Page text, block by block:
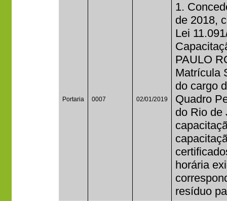
Portaria 0007 02/01/2019
1.
de 2018,
Lei
PAULO
Matrícula
do cargo
Quadro
do Rio de
horária
resíduo